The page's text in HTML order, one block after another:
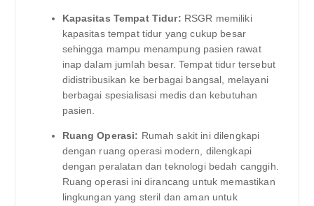
Kapasitas Tempat Tidur: RSGR memiliki
kapasitas tempat tidur yang cukup besar
sehingga mampu menampung pasien rawat
inap dalam jumlah besar. Tempat tidur tersebut
didistribusikan ke berbagai bangsal, melayani
berbagai spesialisasi medis dan kebutuhan
pasien.
Ruang Operasi: Rumah sakit ini dilengkapi
dengan ruang operasi modern, dilengkapi
dengan peralatan dan teknologi bedah canggih.
Ruang operasi ini dirancang untuk memastikan
lingkungan yang steril dan aman untuk